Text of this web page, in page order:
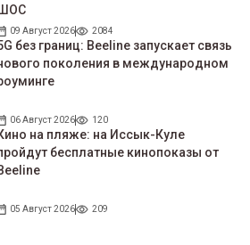
09 Август 2026 2084
без границ: Beeline запускает связь
поколения в международном
06 Август 2026 120
на пляже: на Иссык-Куле
беcплатные кинопоказы от
05 Август 2026 209